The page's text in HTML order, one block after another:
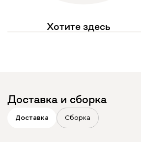
Хотите здесь
Доставка и сборка
Доставка Сборка